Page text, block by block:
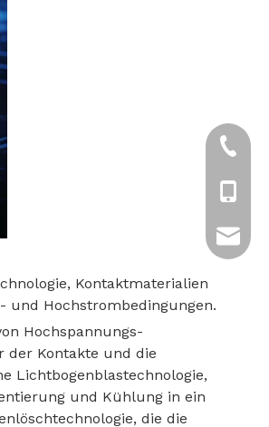
Kontaktmaterialien
und Hochstrombedingungen.
Hochspannungs-
der Kontakte und die
Lichtbogenblastechnologie,
und Kühlung in ein
die die
+86-